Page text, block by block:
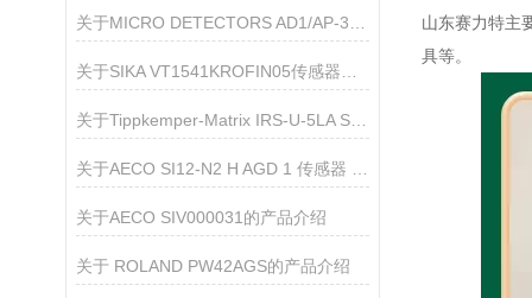
关于Tippkemper-Matrix IRS-U-5LA S66传感器的产品介绍
关于AECO SIV000031的产品介绍
关于 ROLAND PW42AGS的产品介绍
山东赛力特主
具等。